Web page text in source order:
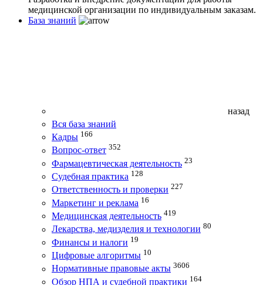
медицинской организации по индивидуальным заказам.
База знаний
назад
Вся база знаний
Кадры 166
Вопрос-ответ 352
Фармацевтическая деятельность 23
Судебная практика 128
Ответственность и проверки 227
Маркетинг и реклама 16
Медицинская деятельность 419
Лекарства, медизделия и технологии 80
Финансы и налоги 19
Цифровые алгоритмы 10
Нормативные правовые акты 3606
Обзор НПА и судебной практики 164